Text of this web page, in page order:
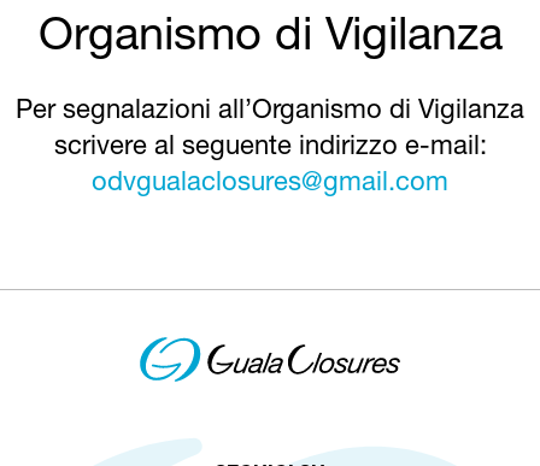
Organismo di Vigilanza
Per segnalazioni all’Organismo di Vigilanza
scrivere al seguente indirizzo e-mail:
odvgualaclosures@gmail.com